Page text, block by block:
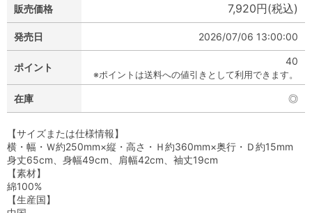
販売価格 7,920円(税込)
発売日 2026/07/06 13:00:00
ポイント
40
※ポイントは送料への値引きとして利用できます。
在庫 ◎
【サイズまたは仕様情報】
横・幅・Ｗ約250mm×縦・高さ・Ｈ約360mm×奥行・Ｄ約15mm
身丈65cm、身幅49cm、肩幅42cm、袖丈19cm
【素材】
綿100%
【生産国】